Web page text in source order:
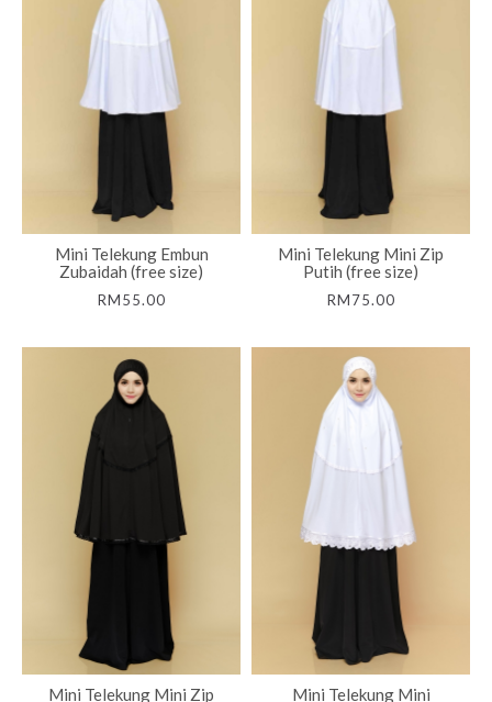
Mini Telekung Embun
Zubaidah (free size)
RM55.00
Mini Telekung Mini Zip
Putih (free size)
RM75.00
Mini Telekung Mini Zip Mini Telekung Mini